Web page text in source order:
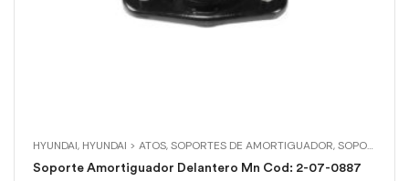
HYUNDAI, HYUNDAI > ATOS,SOPORTES DE AMORTIGUADOR,SOPORTES DE AMORTIGUADOR > SOPORTE AMORTIGUADOR DELANTERO MN
Soporte Amortiguador Delantero Mn Cod: 2-07-0887